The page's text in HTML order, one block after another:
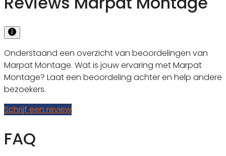
Onderstaand een overzicht van beoordelingen van
Marpat Montage. Wat is jouw ervaring met Marpat
Montage? Laat een beoordeling achter en help andere
bezoekers.
Schrijf een review
FAQ